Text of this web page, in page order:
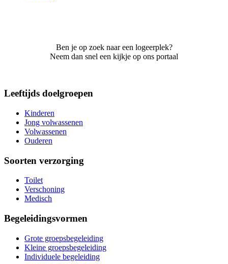
Ben je op zoek naar een logeerplek?
Neem dan snel een kijkje op ons portaal
Leeftijds doelgroepen
Kinderen
Jong volwassenen
Volwassenen
Ouderen
Soorten verzorging
Toilet
Verschoning
Medisch
Begeleidingsvormen
Grote groepsbegeleiding
Kleine groepsbegeleiding
Individuele begeleiding